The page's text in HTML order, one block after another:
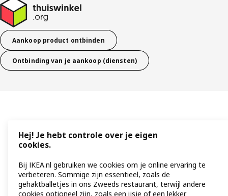
Aankoop product ontbinden
Ontbinding van je aankoop (diensten)
Hej! Je hebt controle over je eigen
cookies.
Bij IKEA.nl gebruiken we cookies om je online ervaring te
verbeteren. Sommige zijn essentieel, zoals de
gehaktballetjes in ons Zweeds restaurant, terwijl andere
cookies optioneel zijn, zoals een ijsje of een lekker